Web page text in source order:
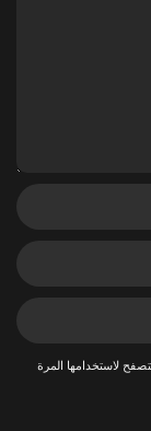
لاستخدامها المرة